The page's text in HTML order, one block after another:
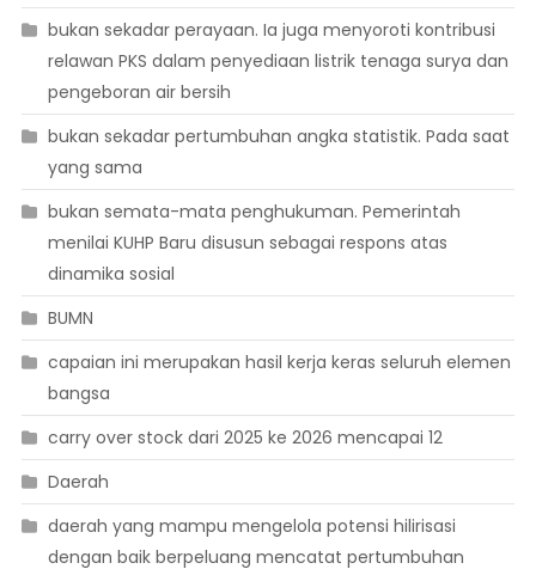
bukan sekadar perayaan. Ia juga menyoroti kontribusi
relawan PKS dalam penyediaan listrik tenaga surya dan
pengeboran air bersih
bukan sekadar pertumbuhan angka statistik. Pada saat
yang sama
bukan semata-mata penghukuman. Pemerintah
menilai KUHP Baru disusun sebagai respons atas
dinamika sosial
BUMN
capaian ini merupakan hasil kerja keras seluruh elemen
bangsa
carry over stock dari 2025 ke 2026 mencapai 12
Daerah
daerah yang mampu mengelola potensi hilirisasi
dengan baik berpeluang mencatat pertumbuhan